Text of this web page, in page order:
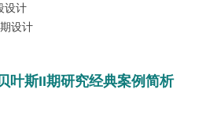
设计
设计
叶斯II期研究经典案例简析